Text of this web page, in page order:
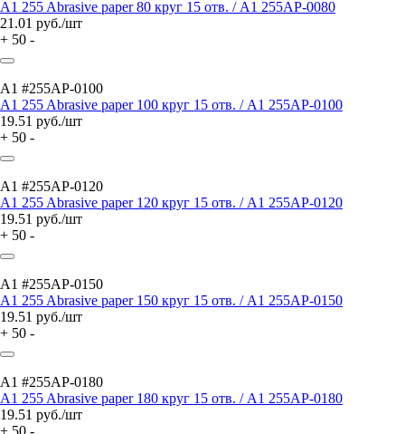
A1 255 Abrasive paper 80 круг 15 отв. / A1 255AP-0080
21.01 руб./шт
+ 50 -
A1 #255AP-0100
A1 255 Abrasive paper 100 круг 15 отв. / A1 255AP-0100
19.51 руб./шт
+ 50 -
A1 #255AP-0120
A1 255 Abrasive paper 120 круг 15 отв. / A1 255AP-0120
19.51 руб./шт
+ 50 -
A1 #255AP-0150
A1 255 Abrasive paper 150 круг 15 отв. / A1 255AP-0150
19.51 руб./шт
+ 50 -
A1 #255AP-0180
A1 255 Abrasive paper 180 круг 15 отв. / A1 255AP-0180
19.51 руб./шт
+ 50 -